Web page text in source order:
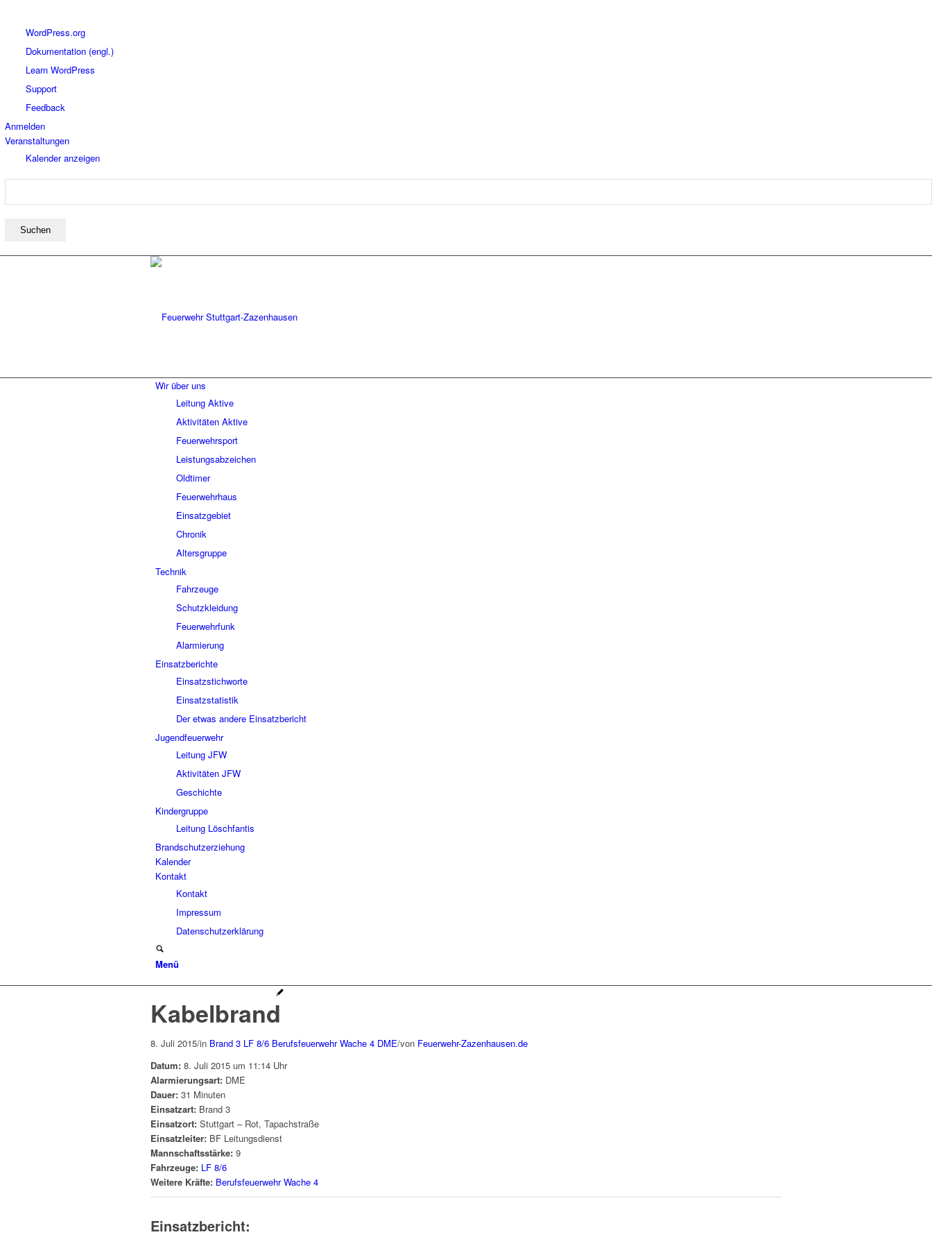
WordPress
WordPress.org
Dokumentation (engl.)
Learn WordPress
Support
Feedback
Anmelden
Veranstaltungen
Kalender anzeigen
Suchen
Wir über uns
Leitung Aktive
Aktivitäten Aktive
Feuerwehrsport
Leistungsabzeichen
Oldtimer
Feuerwehrhaus
Einsatzgebiet
Chronik
Altersgruppe
Technik
Fahrzeuge
Schutzkleidung
Feuerwehrfunk
Alarmierung
Einsatzberichte
Einsatzstichworte
Einsatzstatistik
Der etwas andere Einsatzbericht
Jugendfeuerwehr
Leitung JFW
Aktivitäten JFW
Geschichte
Kindergruppe
Leitung Löschfantis
Brandschutzerziehung
Kalender
Kontakt
Kontakt
Impressum
Datenschutzerklärung
Menü
Kabelbrand
8. Juli 2015/in Brand 3 LF 8/6 Berufsfeuerwehr Wache 4 DME/von Feuerwehr-Zazenhausen.de
Datum: 8. Juli 2015 um 11:14 Uhr
Alarmierungsart: DME
Dauer: 31 Minuten
Einsatzart: Brand 3
Einsatzort: Stuttgart – Rot, Tapachstraße
Einsatzleiter: BF Leitungsdienst
Mannschaftsstärke: 9
Fahrzeuge: LF 8/6
Weitere Kräfte: Berufsfeuerwehr Wache 4
Einsatzbericht: